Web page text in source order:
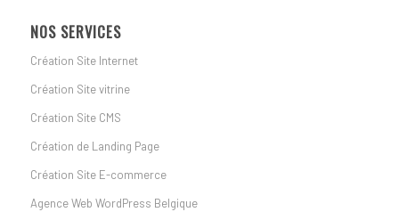
NOS SERVICES
Création Site Internet
Création Site vitrine
Création Site CMS
Création de Landing Page
Création Site E-commerce
Agence Web WordPress Belgique